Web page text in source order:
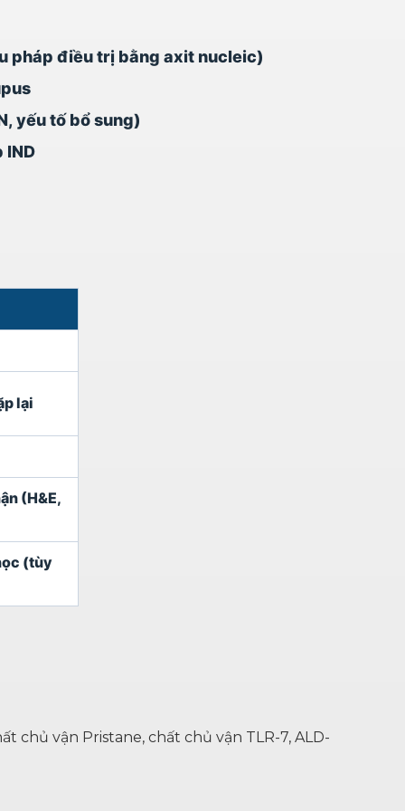
pháp điều trị bằng axit nucleic)
yếu tố bổ sung)
IND
lại
(H&E,
(tùy
chủ vận Pristane, chất chủ vận TLR-7, ALD-